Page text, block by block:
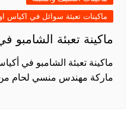
ماكينات تعبئة سوائل في اكياس
ماكينة تعبئة الشامبو
ماركة مهندس منسي لحام من